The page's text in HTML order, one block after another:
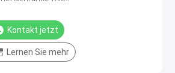
Kontakt jetzt
Lernen Sie mehr